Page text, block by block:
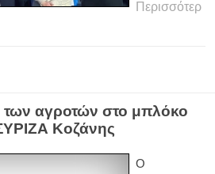
Περισσότερ
των αγροτών στο μπλόκο
Κοζάνης
Ο